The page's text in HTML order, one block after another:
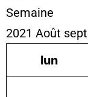
Semaine
2021 Août
lun